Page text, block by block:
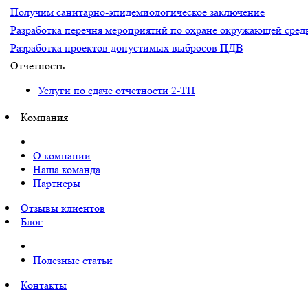
Получим санитарно-эпидемиологическое заключение
Разработка перечня мероприятий по охране окружающей
Разработка проектов допустимых выбросов ПДВ
Отчетность
Услуги по сдаче отчетности 2-ТП
Компания
О компании
Наша команда
Партнеры
Отзывы клиентов
Блог
Полезные статьи
Контакты